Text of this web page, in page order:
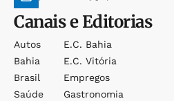
Canais e Editorias
Autos
Bahia
Brasil
Saúde
E.c. Bahia
E.c. Vitória
Empregos
Gastronomia